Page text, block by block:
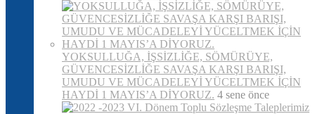
YOKSULLUĞA, İŞSİZLİĞE, SÖMÜRÜYE,
GÜVENCESİZLİĞE SAVAŞA KARŞI BARIŞI,
UMUDU VE MÜCADELEYİ YÜCELTMEK İÇİN
HAYDİ 1 MAYIS’A DİYORUZ. 4 sene önce